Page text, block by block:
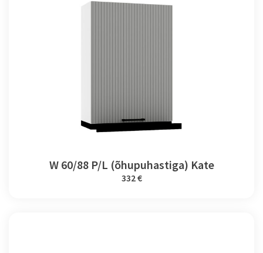
W 60/88 P/L (õhupuhastiga) Kate
332 €